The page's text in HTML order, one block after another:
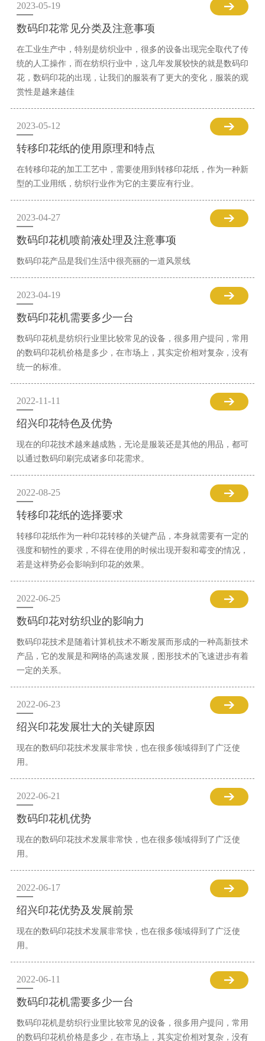
2023-05-19
数码印花常见分类及注意事项
在工业生产中，特别是纺织业中，很多的设备出现完全取代了传
统的人工操作，而在纺织行业中，这几年发展较快的就是数码印
花，数码印花的出现，让我们的服装有了更大的变化，服装的观
赏性是越来越佳
2023-05-12
转移印花纸的使用原理和特点
在转移印花的加工工艺中，需要使用到转移印花纸，作为一种新
型的工业用纸，纺织行业作为它的主要应有行业。
2023-04-27
数码印花机喷前液处理及注意事项
数码印花产品是我们生活中很亮丽的一道风景线
2023-04-19
数码印花机需要多少一台
数码印花机是纺织行业里比较常见的设备，很多用户提问，常用
的数码印花机价格是多少，在市场上，其实定价相对复杂，没有
统一的标准。
2022-11-11
绍兴印花特色及优势
现在的印花技术越来越成熟，无论是服装还是其他的用品，都可
以通过数码印刷完成诸多印花需求。
2022-08-25
转移印花纸的选择要求
转移印花纸作为一种印花转移的关键产品，本身就需要有一定的
强度和韧性的要求，不得在使用的时候出现开裂和霉变的情况，
若是这样势必会影响到印花的效果。
2022-06-25
数码印花对纺织业的影响力
数码印花技术是随着计算机技术不断发展而形成的一种高新技术
产品，它的发展是和网络的高速发展，图形技术的飞速进步有着
一定的关系。
2022-06-23
绍兴印花发展壮大的关键原因
现在的数码印花技术发展非常快，也在很多领域得到了广泛使
用。
2022-06-21
数码印花机优势
现在的数码印花技术发展非常快，也在很多领域得到了广泛使
用。
2022-06-17
绍兴印花优势及发展前景
现在的数码印花技术发展非常快，也在很多领域得到了广泛使
用。
2022-06-11
数码印花机需要多少一台
数码印花机是纺织行业里比较常见的设备，很多用户提问，常用
的数码印花机价格是多少，在市场上，其实定价相对复杂，没有